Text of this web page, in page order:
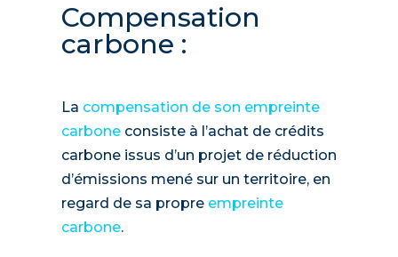
Compensation
carbone :
La compensation de son empreinte
carboneconsiste à l’achat de crédits
carbone issus d’un projet de réduction
d’émissions mené sur un territoire, en
regard de sa propre empreinte
carbone.